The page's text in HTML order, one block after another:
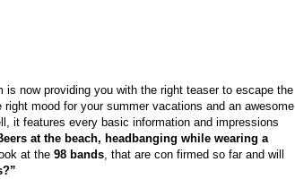
is now providing you with the right teaser to escape the
mood for your summer vacations and an awesome
it features every basic information and impressions
at the beach, headbanging while wearing a
at the 98 bands, that are con firmed so far and will